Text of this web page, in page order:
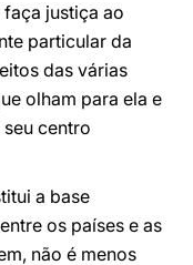
justiça ao
particular da
das várias
olham para ela e
centro
a base
os países e as
não é menos